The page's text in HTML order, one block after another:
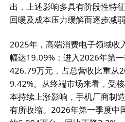
出，上述影响多具有阶段性特
回暖及成本压力缓解而逐步减弱
2025年，高端消费电子领域收
幅达19.09%；进入2026年第
426.79万元，占总营收比重从
9.42%。从终端市场来看，受
本持续上涨影响，手机厂商制
有所收缩。2026年第一季度中